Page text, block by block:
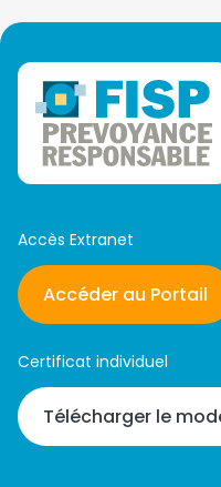
Accès Extranet
Accéder au Portail
Certificat individuel
Télécharger le